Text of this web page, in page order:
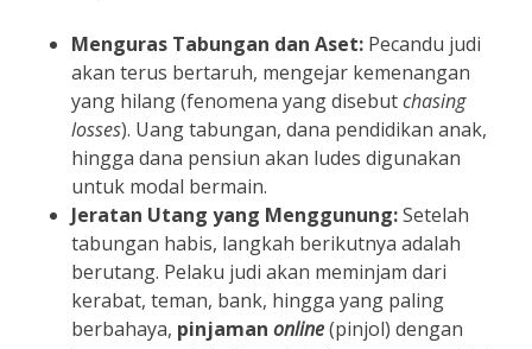
Menguras Tabungan dan Aset: Pecandu judi
akan terus bertaruh, mengejar kemenangan
yang hilang (fenomena yang disebutchasing
losses). Uang tabungan, dana pendidikan anak,
hingga dana pensiun akan ludes digunakan
untuk modal bermain.
Jeratan Utang yang Menggunung:Setelah
tabungan habis, langkah berikutnya adalah
berutang. Pelaku judi akan meminjam dari
kerabat, teman, bank, hingga yang paling
berbahaya, pinjaman online(pinjol) dengan